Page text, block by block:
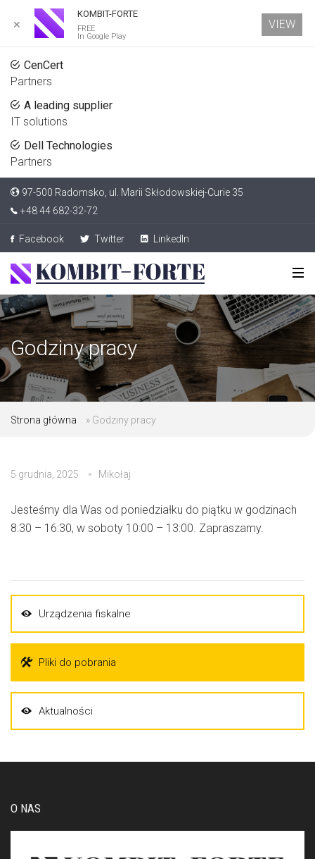
CenCert
Partners
A leading supplier
IT solutions
Dell Technologies
Partners
97-500 Radomsko, ul. Marii Skłodowskiej-Curie 35
+48 44 682-32-72
Facebook Twitter LinkedIn
Godziny pracy
Strona główna » Godziny pracy
5 grudnia, 2025 Mikołaj
Jesteśmy dla Was od poniedziałku do piątku w godzinach
8:30 – 16:30, w soboty 10:00 – 13:00. Zapraszamy.
Urządzenia fiskalne
Pliki do pobrania
Aktualności
O NAS
✕
KOMBIT-FORTE
FREE
In Google Play
VIEW